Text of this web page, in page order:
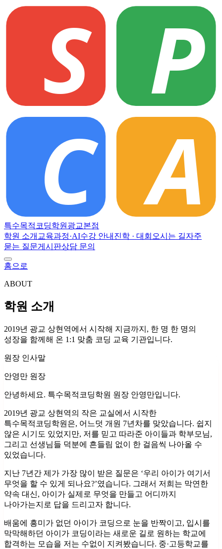
S P
C A
특수목적코딩학원 광교본점
학원 소개 교육과정·AI수강 안내 진학 · 대회 오시는 길자주
묻는 질문게시판상담 문의
홈으로
ABOUT
학원 소개
2019년 광교 상현역에서 시작해 지금까지, 한 명 한 명의
성장을 함께해 온 1:1 맞춤 코딩 교육 기관입니다.
원장 인사말
안영만 원장
안녕하세요. 특수목적코딩학원 원장 안영만입니다.
2019년 광교 상현역의 작은 교실에서 시작한
특수목적코딩학원은, 어느덧 개원 7년차를 맞았습니다. 쉽지
않은 시기도 있었지만, 저를 믿고 따라준 아이들과 학부모님,
그리고 선생님들 덕분에 흔들림 없이 한 걸음씩 나아올 수
있었습니다.
지난 7년간 제가 가장 많이 받은 질문은 ‘우리 아이가 여기서
무엇을 할 수 있게 되나요?’였습니다. 그래서 저희는 막연한
약속 대신, 아이가 실제로 무엇을 만들고 어디까지
나아가는지로 답을 드리고자 합니다.
배움에 흥미가 없던 아이가 코딩으로 눈을 반짝이고, 입시를
막막해하던 아이가 코딩이라는 새로운 길로 원하는 학교에
합격하는 모습을 저는 수없이 지켜봤습니다. 중·고등학교를